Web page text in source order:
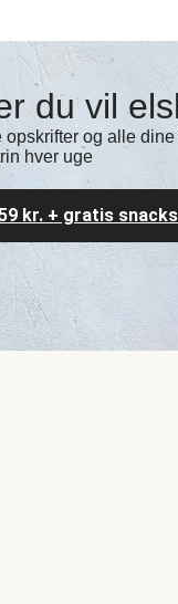
du vil
og alle
hver uge
kr. + gratis